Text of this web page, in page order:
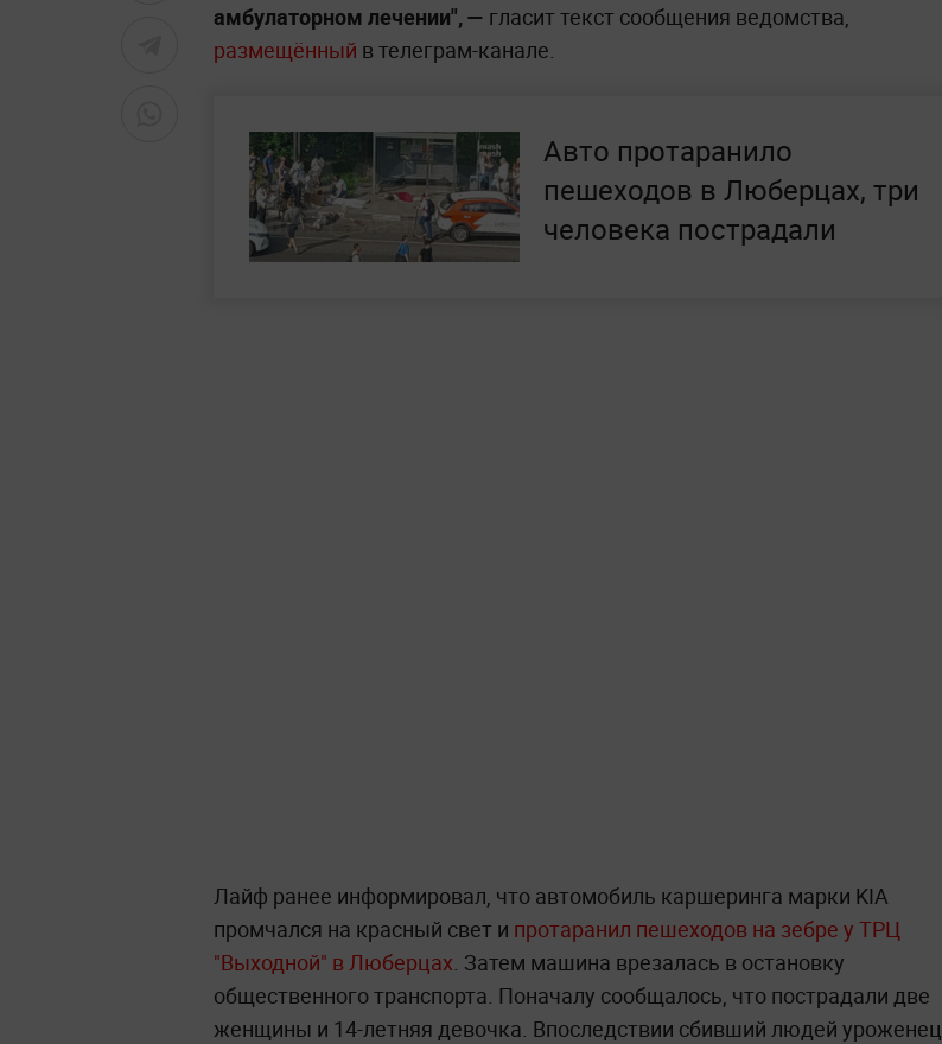
амбулаторном лечении", — гласит текст сообщения ведомства,
размещённый в телеграм-канале.
Авто протаранило
пешеходов в Люберцах, три
человека пострадали
Лайф ранее информировал, что автомобиль каршеринга марки KIA
промчался на красный свет и протаранил пешеходов на зебре у ТРЦ
"Выходной" в Люберцах. Затем машина врезалась в остановку
общественного транспорта. Поначалу сообщалось, что пострадали две
женщины и 14-летняя девочка. Впоследствии сбивший людей уроженец